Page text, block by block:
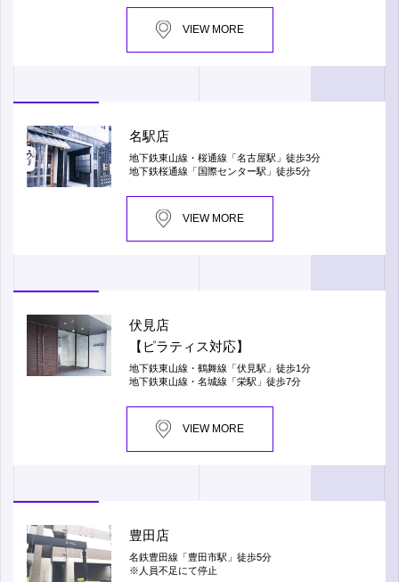
VIEW MORE
名駅店
地下鉄東山線・桜通線「名古屋駅」徒歩3分
地下鉄桜通線「国際センター駅」徒歩5分
VIEW MORE
伏見店
【ピラティス対応】
地下鉄東山線・鶴舞線「伏見駅」徒歩1分
地下鉄東山線・名城線「栄駅」徒歩7分
VIEW MORE
豊田店
名鉄豊田線「豊田市駅」徒歩5分
※人員不足にて停止